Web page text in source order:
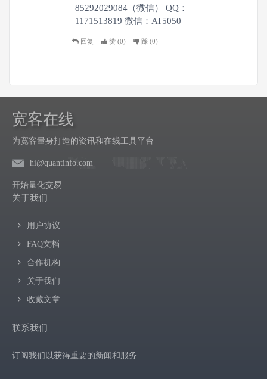
85292029084（微信） QQ：
1171513819 微信：AT5050
回复 赞 (0) 踩 (0)
宽客在线
为宽客量身打造的资讯和在线工具平台
hi@quantinfo.com
开始量化交易
关于我们
用户协议
FAQ文档
合作机构
关于我们
收藏文章
联系我们
订阅我们以获得重要的新闻和服务